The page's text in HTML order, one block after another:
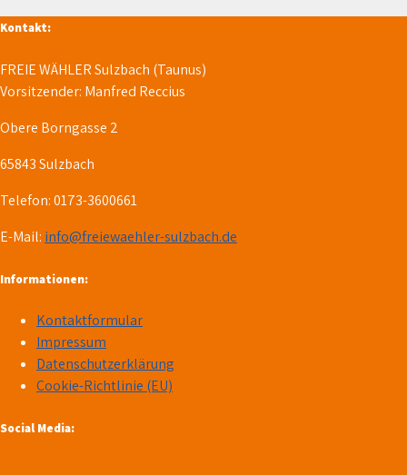
Kontakt:
FREIE WÄHLER Sulzbach (Taunus)
Vorsitzender: Manfred Reccius
Obere Borngasse 2
65843 Sulzbach
Telefon: 0173-3600661
E-Mail: info@freiewaehler-sulzbach.de
Informationen:
Kontaktformular
Impressum
Datenschutzerklärung
Cookie-Richtlinie (EU)
Social Media: